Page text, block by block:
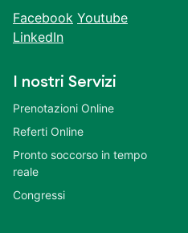
Facebook Youtube
LinkedIn
I nostri Servizi
Prenotazioni Online
Referti Online
Pronto soccorso in tempo
reale
Congressi